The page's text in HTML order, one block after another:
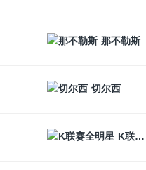
那不勒斯
切尔西
K联赛全明星